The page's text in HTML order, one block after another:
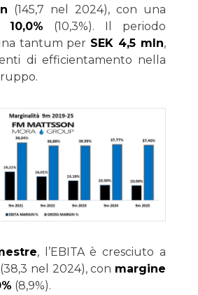
(145,7 nel 2024), con una
(10,3%). Il periodo
tantum per SEK 4,5 mln,
di efficientamento nella
, l’EBITA è cresciuto a
(38,3 nel 2024), con margine
(8,9%).